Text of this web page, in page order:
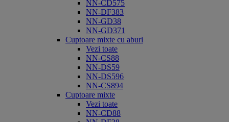
NN-CD575
NN-DF383
NN-GD38
NN-GD371
Cuptoare mixte cu aburi
Vezi toate
NN-CS88
NN-DS59
NN-DS596
NN-CS894
Cuptoare mixte
Vezi toate
NN-CD88